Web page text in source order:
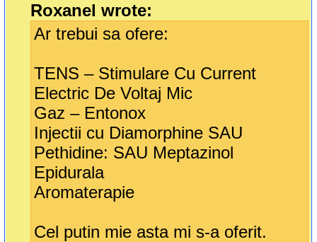
Roxanel wrote:
Ar trebui sa ofere:
TENS – Stimulare Cu Current
Electric De Voltaj Mic
Gaz – Entonox
Injectii cu Diamorphine SAU
Pethidine: SAU Meptazinol
Epidurala
Aromaterapie
Cel putin mie asta mi s-a oferit.